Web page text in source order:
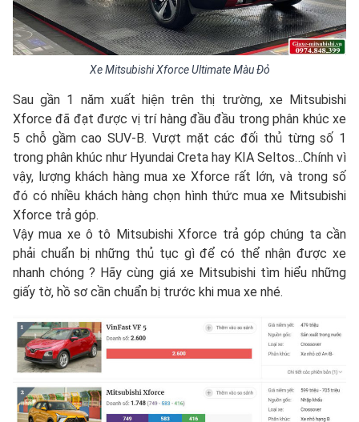
Xe Mitsubishi Xforce Ultimate Màu Đỏ
Sau gần 1 năm xuất hiện trên thị trường, xe Mitsubishi
Xforce đã đạt được vị trí hàng đầu đầu trong phân khúc xe
5 chỗ gầm cao SUV-B. Vượt mặt các đối thủ từng số 1
trong phân khúc như Hyundai Creta hay KIA Seltos…Chính vì
vậy, lượng khách hàng mua xe Xforce rất lớn, và trong số
đó có nhiều khách hàng chọn hình thức mua xe Mitsubishi
Xforce trả góp.
Vậy mua xe ô tô Mitsubishi Xforce trả góp chúng ta cần
phải chuẩn bị những thủ tục gì để có thể nhận được xe
nhanh chóng ? Hãy cùng giá xe Mitsubishi tìm hiểu những
giấy tờ, hồ sơ cần chuẩn bị trước khi mua xe nhé.